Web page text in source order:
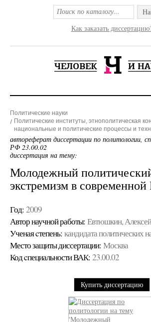
Как заказать
Политические науки
Политические институты, этнополитическая
национальные и политические процессы и
автореферат диссертации по политологии,
РФ 23.00.02
диссертация на тему:
Молодежный
экстремизм в современной
Год: 2009
Автор научной работы: Евтюшкин,
Ученая cтепень: кандидата политических
Место защиты диссертации: Москва
Код cпециальности ВАК: 23.00.02
Купить диссертацию